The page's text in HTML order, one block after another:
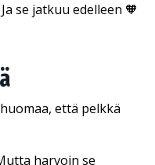
se jatkuu edelleen 🧡
että pelkkä
harvoin se